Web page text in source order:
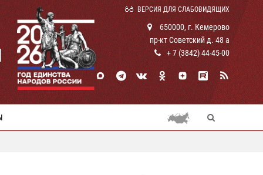
ВЕРСИЯ ДЛЯ СЛАБОВИДЯЩИХ
650000, г. Кемерово
пр-кт Советский д. 48 а
+ 7 (3842) 44-45-00